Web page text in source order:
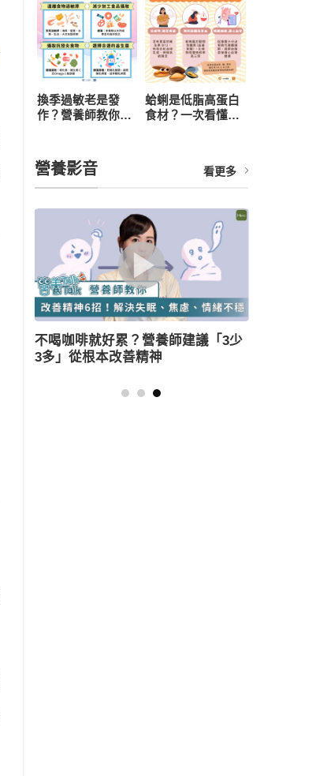
險
換季過敏老是發
作？營養師教你從
蛤蜊是低脂高蛋白
食材？一次看懂營
營養影音 看更多
薑母鴨怎麼吃健康無負擔？營養師教
三大美味訣竅